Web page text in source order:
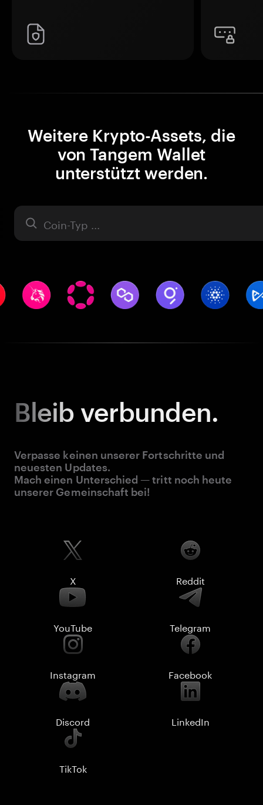
Weitere Krypto-Assets, die
von Tangem Wallet
unterstützt werden.
Asset
Bleib verbunden.
Verpasse keinen unserer Fortschritte und
neuesten Updates.
Mach einen Unterschied — tritt noch heute
unserer Gemeinschaft bei!
X Reddit
YouTube Telegram
Instagram Facebook
Discord LinkedIn
TikTok